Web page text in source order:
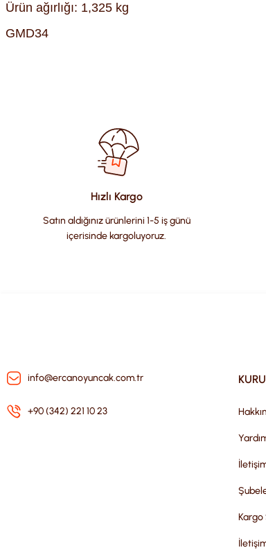
Ürün ağırlığı: 1,325 kg
GMD34
Ürün resmi kalitesiz, bozuk veya görüntülenemiyor.
Ürün açıklamasında eksik bilgiler bulunuyor.
Ürün bilgilerinde hatalar bulunuyor.
Bu ürüne benzer farklı alternatifler olmalı.
Hızlı Kargo
Satın aldığınız ürünlerini 1-5 iş günü
içerisinde kargoluyoruz.
info@ercanoyuncak.com.tr
+90 (342) 221 10 23